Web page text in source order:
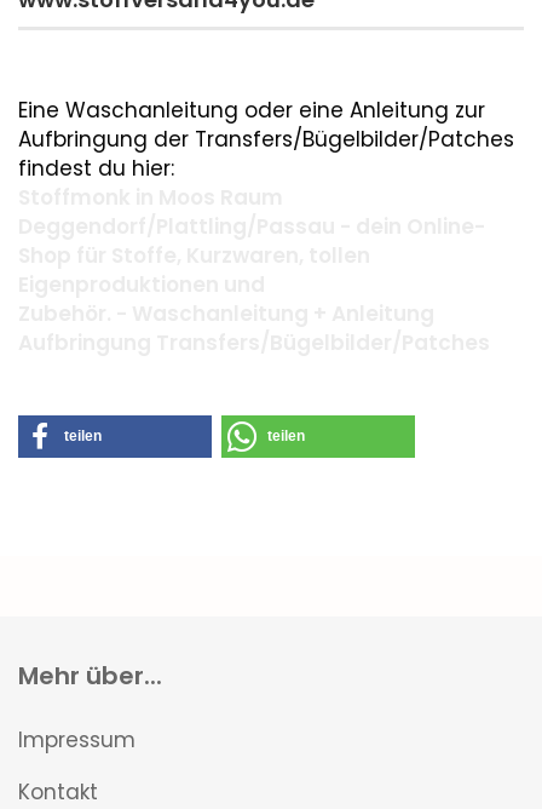
Eine Waschanleitung oder eine Anleitung zur
Aufbringung der Transfers/Bügelbilder/Patches
findest du hier:
teilen teilen
Mehr über...
Impressum
Kontakt